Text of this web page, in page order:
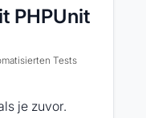
PHPUnit
Tests
je zuvor.